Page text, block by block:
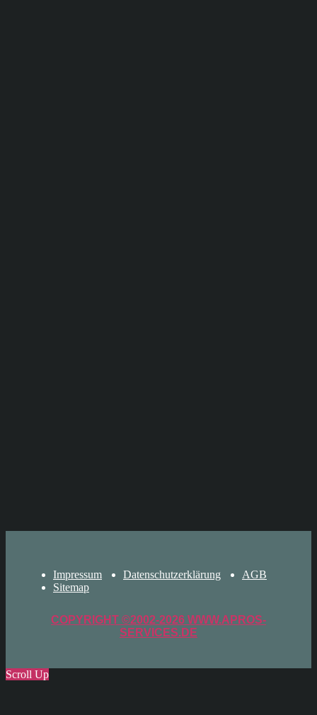
Impressum Datenschutzerklärung
AGB
Sitemap
COPYRIGHT ©2002-2026 WWW.APROS-
SERVICES.DE
Scroll Up